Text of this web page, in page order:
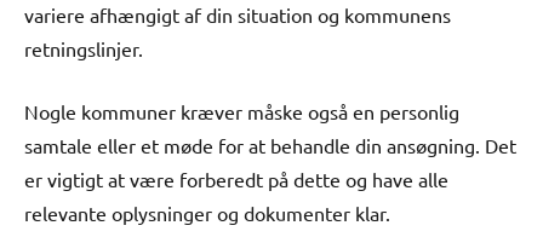
variere afhængigt af din situation og kommunens
retningslinjer.
Nogle kommuner kræver måske også en personlig
samtale eller et møde for at behandle din ansøgning. Det
er vigtigt at være forberedt på dette og have alle
relevante oplysninger og dokumenter klar.